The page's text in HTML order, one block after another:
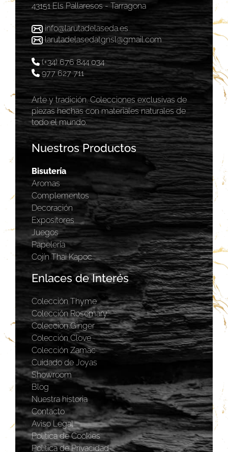
43151 Els Pallaresos - Tarragona
info@larutadelaseda.es
larutadelasedatgnsl@gmail.com
(+34) 676 844 034
977 627 711
Arte y tradición. Colecciones exclusivas de
piezas hechas con materiales naturales de
todo el mundo.
Nuestros Productos
Bisutería
Aromas
Complementos
Decoración
Expositores
Juegos
Papelería
Cojín Thai Kapoc
Enlaces de Interés
Colección Thyme
Colección Rosemary
Coleccion Ginger
Colección Clove
Colección Zamac
Cuidado de Joyas
Showroom
Blog
Nuestra historia
Contacto
Aviso Legal
Política de Cookies
Política de Privacidad